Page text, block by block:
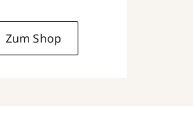
30 ml
Zum Shop